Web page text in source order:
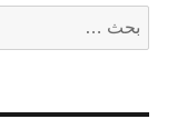
عن: